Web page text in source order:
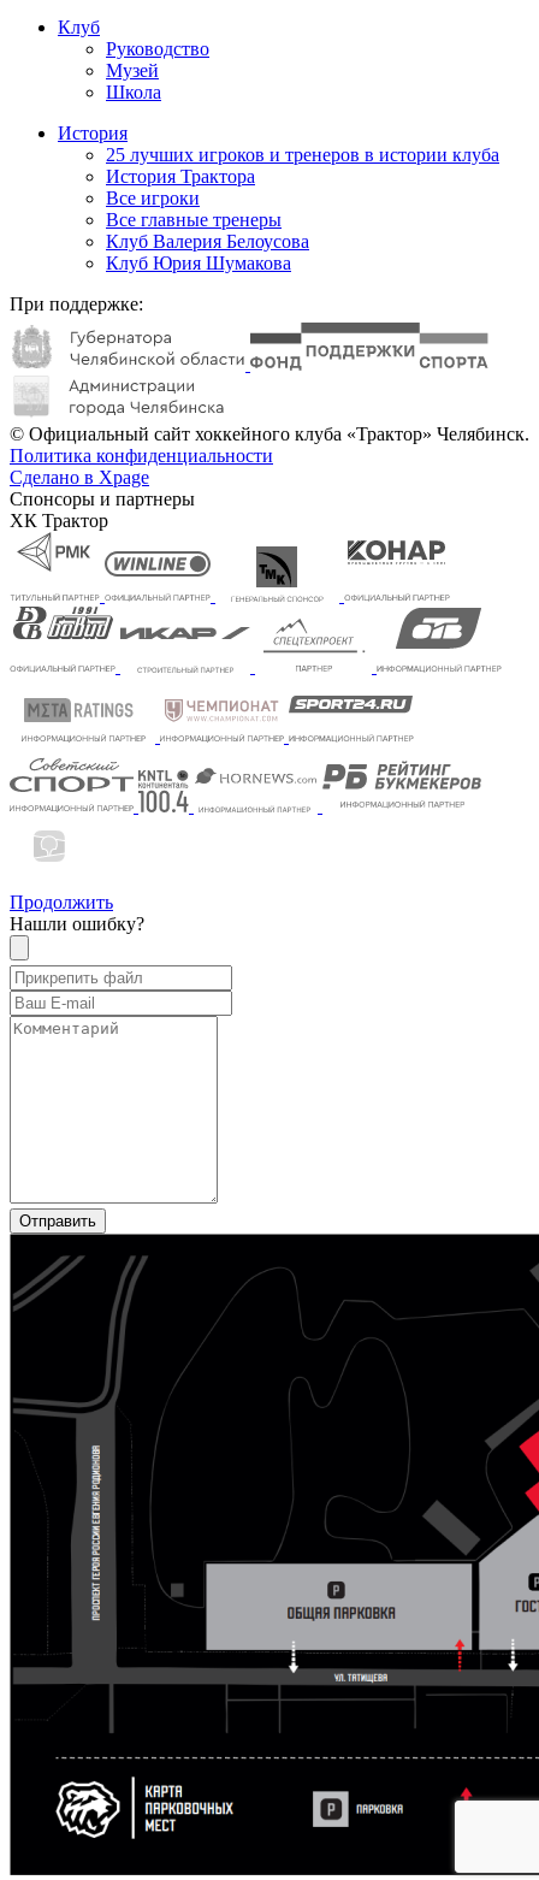
Клуб
Руководство
Музей
Школа
История
25 лучших игроков и тренеров в истории клуба
История Трактора
Все игроки
Все главные тренеры
Клуб Валерия Белоусова
Клуб Юрия Шумакова
При поддержке:
© Официальный сайт хоккейного клуба «Трактор» Челябинск.
Политика конфиденциальности
Сделано в Xpage
Спонсоры и партнеры
ХК Трактор
Продолжить
Нашли ошибку?